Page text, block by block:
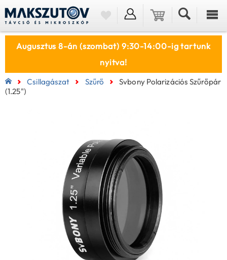
Augusztus 8-án (szombat) 9:30-14:00-ig tartunk
nyitva!
Csillagászat Szűrő
Svbony Polarizációs Szűrőpár
(1.25")